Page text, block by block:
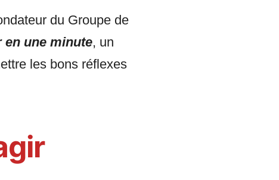
du Groupe de
en une minute, un
les bons réflexes